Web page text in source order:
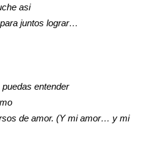
asi
juntos lograr…
entender
de amor. (Y mi amor… y mi